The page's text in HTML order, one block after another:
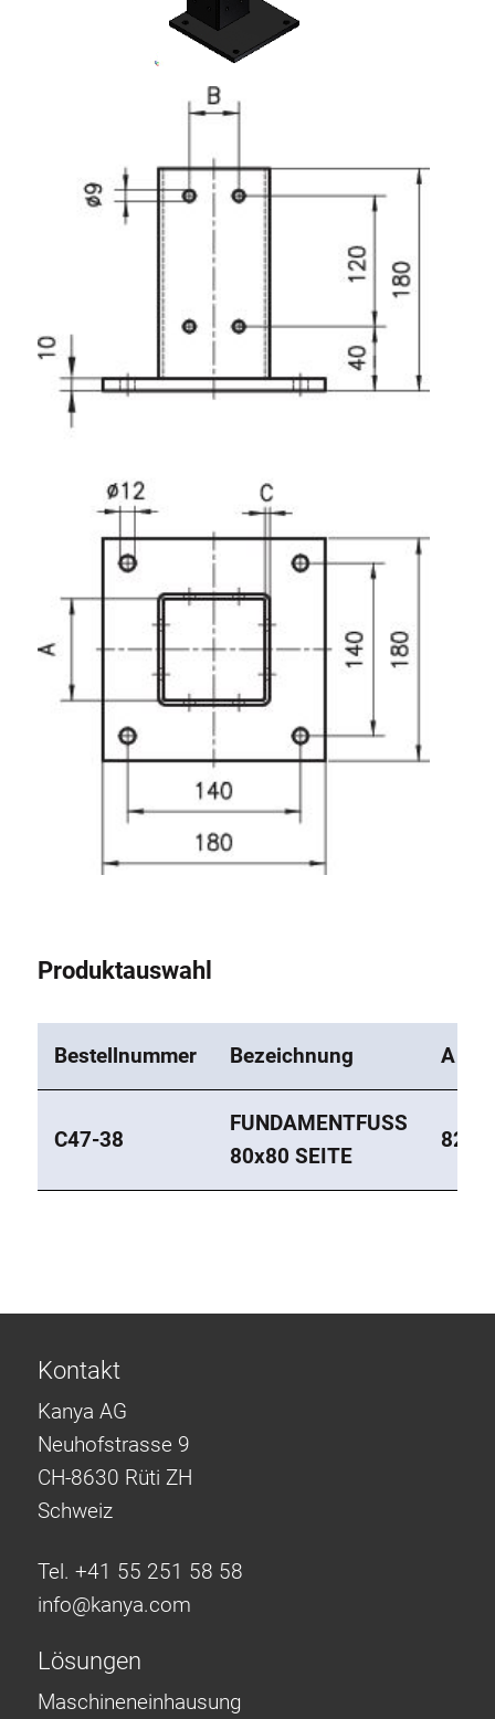
Rollbahnsystem
Produktauswahl
Bestellnummer Bezeichnung A
C47-38
FUNDAMENTFUSS
80x80 SEITE
82
Kontakt
Kanya AG
Neuhofstrasse 9
CH-8630 Rüti ZH
Schweiz
Tel. +41 55 251 58 58
info@kanya.com
Lösungen
Maschineneinhausung